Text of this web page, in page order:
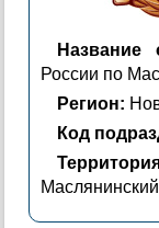
Название
России по
Регион:
Код